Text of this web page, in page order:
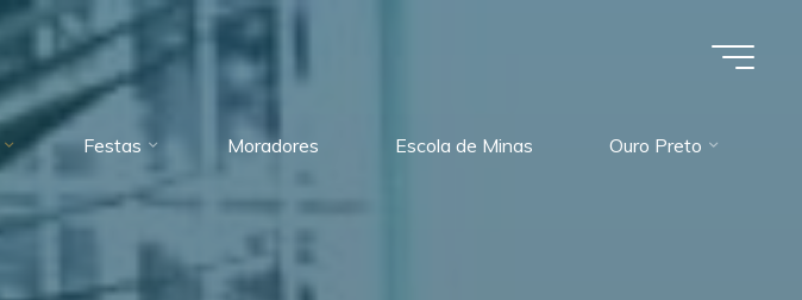
Festas Moradores Escola de Minas Ouro Preto